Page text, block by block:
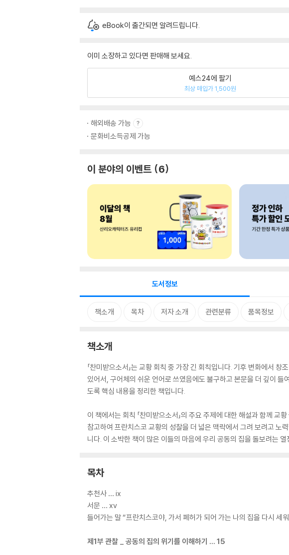
eBook이 출간되면 알려드립니다.
이미 소장하고 있다면 판매해 보세요.
예스24에 팔기
최상 매입가 1,500원
해외배송 가능
문화비소득공제 가능
이 분야의 이벤트 6
도서정보
책소개 목차 저자 소개 관련분류 품목정보
책소개
「찬미받으소서」는 교황 회칙 중 가장 긴 회칙입니다. 기후 변화에서
있어서, 구어체의 쉬운 언어로 쓰였음에도 불구하고 본문을 더 깊이
도록 핵심 내용을 정리한 책입니다.
이 책에서는 회칙 「찬미받으소서」의 주요 주제에 대한 해설과 함께 교
참고하여 프란치스코 교황의 성찰을 더 넓은 맥락에서 그려 보려고 노
니다. 이 소박한 책이 많은 이들의 마음에 우리 공동의 집을 돌보려는
목차
추천사 … ix
서문 … xv
들어가는 말 “프란치스코야, 가서 폐허가 되어 가는 나의 집을 다시 세
제1부 관찰 _ 공동의 집의 위기를 이해하기 … 15